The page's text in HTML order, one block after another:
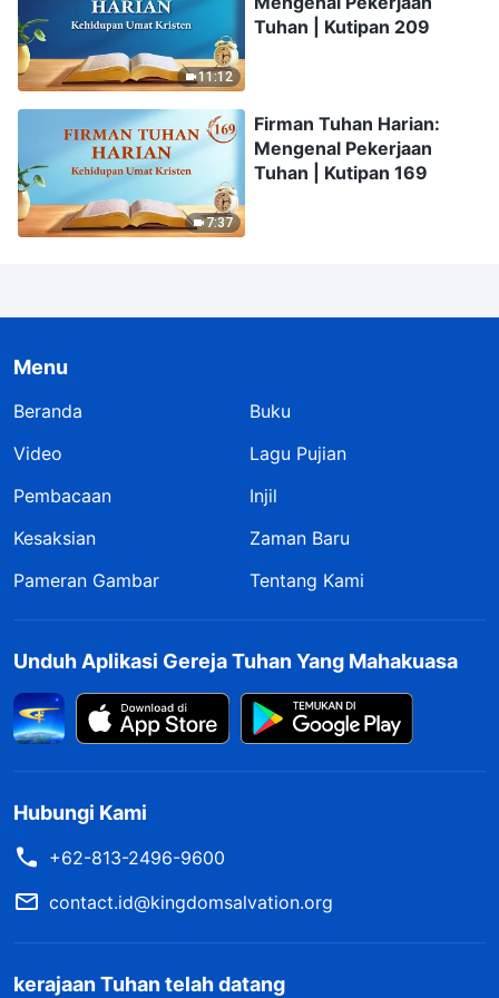
11:12
Tuhan | Kutipan 209
7:37
Firman Tuhan Harian:
Mengenal Pekerjaan
Tuhan | Kutipan 169
Menu
Beranda
Buku
Video
Lagu Pujian
Pembacaan
Injil
Kesaksian
Zaman Baru
Pameran Gambar
Tentang Kami
Unduh Aplikasi Gereja Tuhan Yang Mahakuasa
Hubungi Kami
+62-813-2496-9600
contact.id@kingdomsalvation.org
kerajaan Tuhan telah datang